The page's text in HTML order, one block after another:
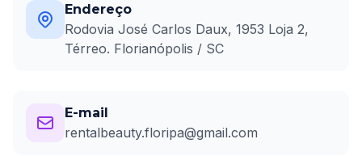
Endereço
Rodovia José Carlos Daux, 1953 Loja 2,
Térreo. Florianópolis / SC
E-mail
rentalbeauty.floripa@gmail.com